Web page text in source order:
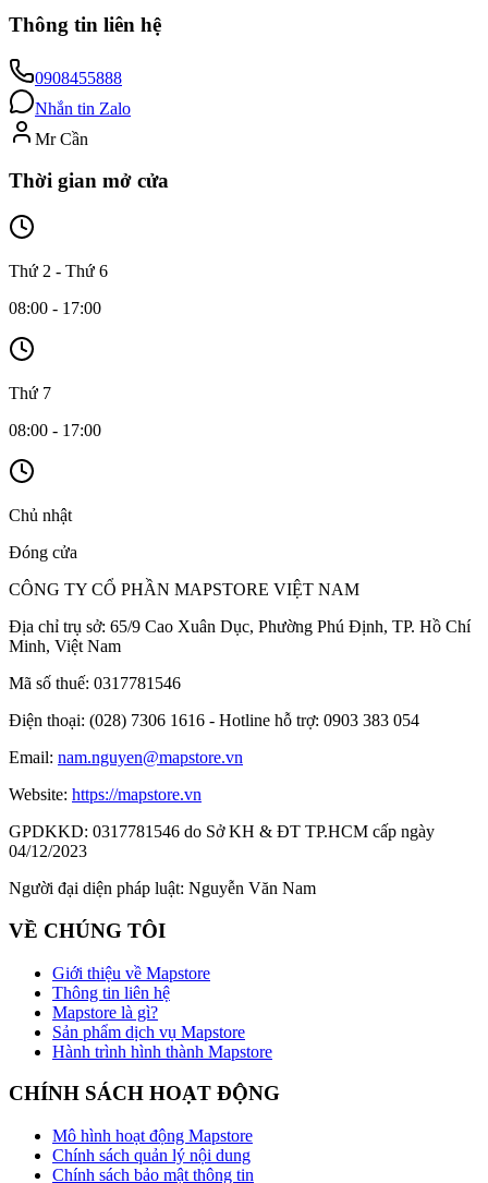
Thông tin liên hệ
0908455888
Nhắn tin Zalo
Mr Cần
Thời gian mở cửa
Thứ 2 - Thứ 6
08:00 - 17:00
Thứ 7
08:00 - 17:00
Chủ nhật
Đóng cửa
CÔNG TY CỔ PHẦN MAPSTORE VIỆT NAM
Địa chỉ trụ sở: 65/9 Cao Xuân Dục, Phường Phú Định, TP. Hồ Chí
Minh, Việt Nam
Mã số thuế: 0317781546
Điện thoại: (028) 7306 1616 - Hotline hỗ trợ: 0903 383 054
Email: nam.nguyen@mapstore.vn
Website: https://mapstore.vn
GPDKKD: 0317781546 do Sở KH & ĐT TP.HCM cấp ngày
04/12/2023
Người đại diện pháp luật: Nguyễn Văn Nam
VỀ CHÚNG TÔI
Giới thiệu về Mapstore
Thông tin liên hệ
Mapstore là gì?
Sản phẩm dịch vụ Mapstore
Hành trình hình thành Mapstore
CHÍNH SÁCH HOẠT ĐỘNG
Mô hình hoạt động Mapstore
Chính sách quản lý nội dung
Chính sách bảo mật thông tin